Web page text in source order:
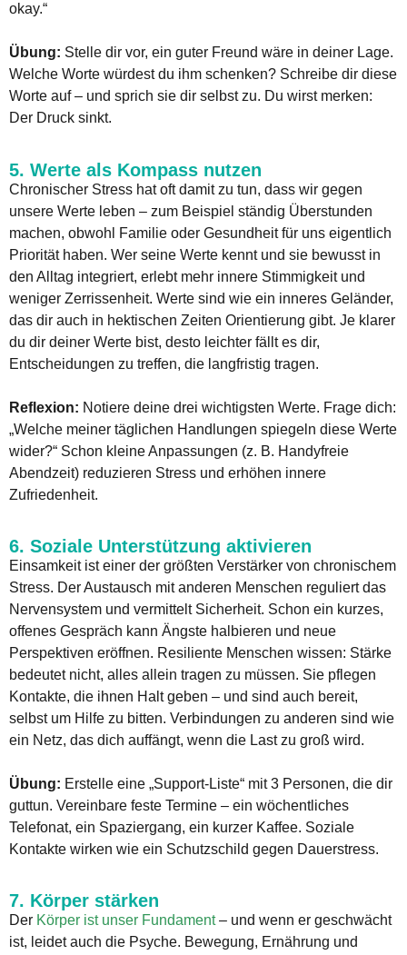
okay.“
Übung: Stelle dir vor, ein guter Freund wäre in deiner Lage.
Welche Worte würdest du ihm schenken? Schreibe dir diese
Worte auf – und sprich sie dir selbst zu. Du wirst merken:
Der Druck sinkt.
5. Werte als Kompass nutzen
Chronischer Stress hat oft damit zu tun, dass wir gegen
unsere Werte leben – zum Beispiel ständig Überstunden
machen, obwohl Familie oder Gesundheit für uns eigentlich
Priorität haben. Wer seine Werte kennt und sie bewusst in
den Alltag integriert, erlebt mehr innere Stimmigkeit und
weniger Zerrissenheit. Werte sind wie ein inneres Geländer,
das dir auch in hektischen Zeiten Orientierung gibt. Je klarer
du dir deiner Werte bist, desto leichter fällt es dir,
Entscheidungen zu treffen, die langfristig tragen.
Reflexion: Notiere deine drei wichtigsten Werte. Frage dich:
„Welche meiner täglichen Handlungen spiegeln diese Werte
wider?“ Schon kleine Anpassungen (z. B. Handyfreie
Abendzeit) reduzieren Stress und erhöhen innere
Zufriedenheit.
6. Soziale Unterstützung aktivieren
Einsamkeit ist einer der größten Verstärker von chronischem
Stress. Der Austausch mit anderen Menschen reguliert das
Nervensystem und vermittelt Sicherheit. Schon ein kurzes,
offenes Gespräch kann Ängste halbieren und neue
Perspektiven eröffnen. Resiliente Menschen wissen: Stärke
bedeutet nicht, alles allein tragen zu müssen. Sie pflegen
Kontakte, die ihnen Halt geben – und sind auch bereit,
selbst um Hilfe zu bitten. Verbindungen zu anderen sind wie
ein Netz, das dich auffängt, wenn die Last zu groß wird.
Übung: Erstelle eine „Support-Liste“ mit 3 Personen, die dir
guttun. Vereinbare feste Termine – ein wöchentliches
Telefonat, ein Spaziergang, ein kurzer Kaffee. Soziale
Kontakte wirken wie ein Schutzschild gegen Dauerstress.
7. Körper stärken
Der Körper ist unser Fundament– und wenn er geschwächt
ist, leidet auch die Psyche. Bewegung, Ernährung und